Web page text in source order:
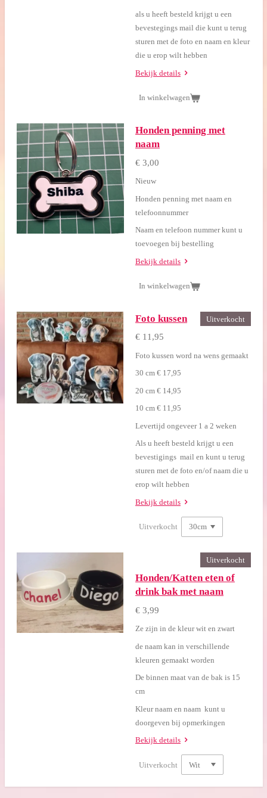
als u heeft besteld krijgt u een
bevestegings mail die kunt u terug
sturen met de foto en naam en kleur
die u erop wilt hebben
Bekijk details
In winkelwagen
Honden penning met
naam
€ 3,00
Nieuw
Honden penning met naam en
telefoonnummer
Naam en telefoon nummer kunt u
toevoegen bij bestelling
Bekijk details
In winkelwagen
Uitverkocht
Foto kussen
€ 11,95
Foto kussen word na wens gemaakt
30 cm € 17,95
20 cm € 14,95
10 cm € 11,95
Levertijd ongeveer 1 a 2 weken
Als u heeft besteld krijgt u een
bevestigings mail en kunt u terug
sturen met de foto en/of naam die u
erop wilt hebben
Bekijk details
Uitverkocht
Uitverkocht
Honden/Katten eten of
drink bak met naam
€ 3,99
Ze zijn in de kleur wit en zwart
de naam kan in verschillende
kleuren gemaakt worden
De binnen maat van de bak is 15
cm
Kleur naam en naam kunt u
doorgeven bij opmerkingen
Bekijk details
Uitverkocht